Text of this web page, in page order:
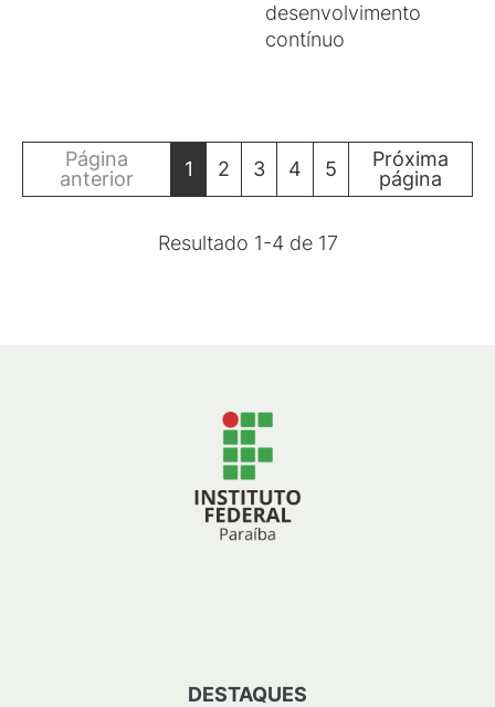
desenvolvimento
contínuo
Página
anterior
1 2 3 4 5
Próxima
página
Resultado 1-4 de 17
DESTAQUES